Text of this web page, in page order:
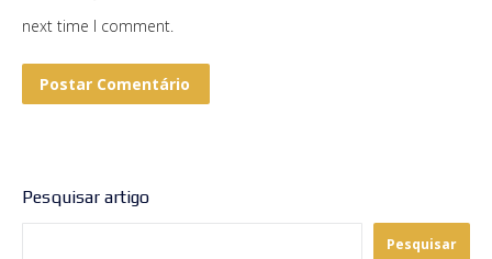
next time I comment.
Postar Comentário
Pesquisar artigo
Pesquisar